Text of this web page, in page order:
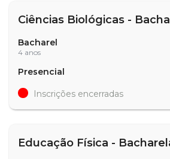
Ciências Biológicas -
Bacharel
4 anos
Presencial
Inscrições encerradas
Educação Física -